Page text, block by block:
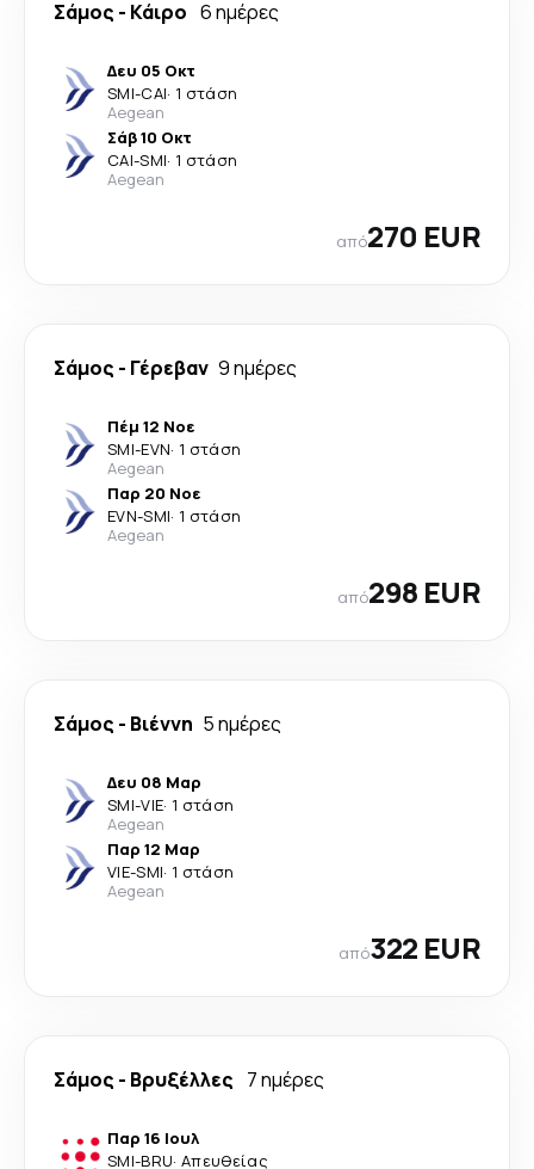
Σάμος - Κάιρο 6 ημέρες
Δευ 05 Οκτ
SMI-CAI· 1 στάση
Aegean
Σάβ 10 Οκτ
CAI-SMI· 1 στάση
Aegean
από270 EUR
Σάμος - Γέρεβαν 9 ημέρες
Πέμ 12 Νοε
SMI-EVN· 1 στάση
Aegean
Παρ 20 Νοε
EVN-SMI· 1 στάση
Aegean
από298 EUR
Σάμος - Βιέννη 5 ημέρες
Δευ 08 Μαρ
SMI-VIE· 1 στάση
Aegean
Παρ 12 Μαρ
VIE-SMI· 1 στάση
Aegean
από322 EUR
Σάμος - Βρυξέλλες 7 ημέρες
Παρ 16 Ιουλ
SMI-BRU· Απευθείας